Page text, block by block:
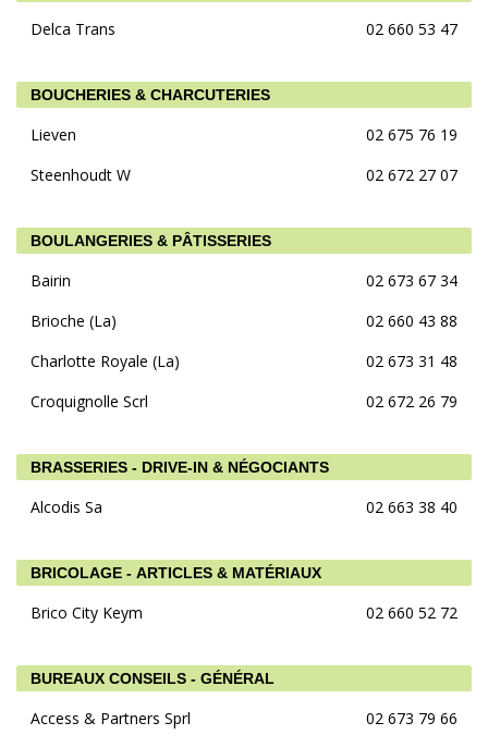
Delca Trans 02 660 53 47
BOUCHERIES & CHARCUTERIES
Lieven
02 675 76 19
Steenhoudt W
02 672 27 07
BOULANGERIES & PÂTISSERIES
Bairin
02 673 67 34
Brioche (La)
02 660 43 88
Charlotte Royale (La)
02 673 31 48
Croquignolle Scrl
02 672 26 79
BRASSERIES - DRIVE-IN & NÉGOCIANTS
Alcodis Sa 02 663 38 40
BRICOLAGE - ARTICLES & MATÉRIAUX
Brico City Keym 02 660 52 72
BUREAUX CONSEILS - GÉNÉRAL
Access & Partners Sprl
02 673 79 66